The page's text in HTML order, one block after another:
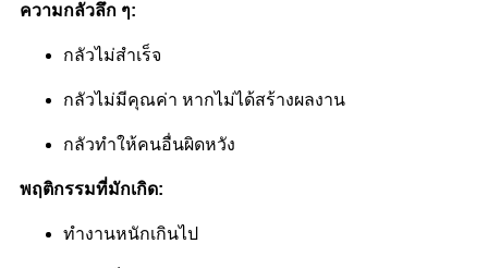
ความกลัวลึก ๆ:
กลัวไม่สำเร็จ
กลัวไม่มีคุณค่า หากไม่ได้สร้างผลงาน
กลัวทำให้คนอื่นผิดหวัง
พฤติกรรมที่มักเกิด:
ทำงานหนักเกินไป